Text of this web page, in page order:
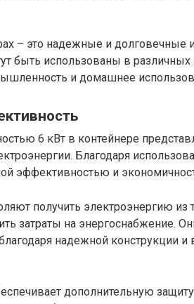
– это надежные и долговечные
быть использованы в различных
и домашнее
6 кВт в контейнере
Благодаря
эффективностью и
получить электроэнергию из
затраты на энергоснабжение.
надежной конструкции и
дополнительную